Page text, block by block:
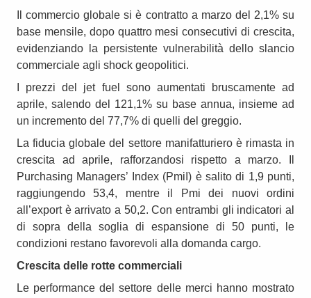
Il commercio globale si è contratto a marzo del 2,1% su
base mensile, dopo quattro mesi consecutivi di crescita,
evidenziando la persistente vulnerabilità dello slancio
commerciale agli shock geopolitici.
I prezzi del jet fuel sono aumentati bruscamente ad
aprile, salendo del 121,1% su base annua, insieme ad
un incremento del 77,7% di quelli del greggio.
La fiducia globale del settore manifatturiero è rimasta in
crescita ad aprile, rafforzandosi rispetto a marzo. Il
Purchasing Managers’ Index (PmiI) è salito di 1,9 punti,
raggiungendo 53,4, mentre il Pmi dei nuovi ordini
all’export è arrivato a 50,2. Con entrambi gli indicatori al
di sopra della soglia di espansione di 50 punti, le
condizioni restano favorevoli alla domanda cargo.
Crescita delle rotte commerciali
Le performance del settore delle merci hanno mostrato